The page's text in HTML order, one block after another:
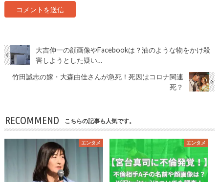
大吉伸一の顔画像やFacebookは？油のような物をかけ殺
害しようとした疑い…
竹田誠志の嫁・大森由佳さんが急死！死因はコロナ関連
死？
RECOMMEND こちらの記事も人気です。
エンタメ エンタメ